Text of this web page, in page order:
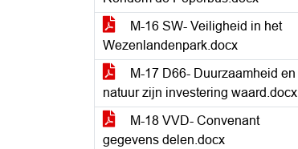
M-16 SW- Veiligheid in het
Wezenlandenpark.docx
M-17 D66- Duurzaamheid en
natuur zijn investering waard.docx
M-18 VVD- Convenant
gegevens delen.docx